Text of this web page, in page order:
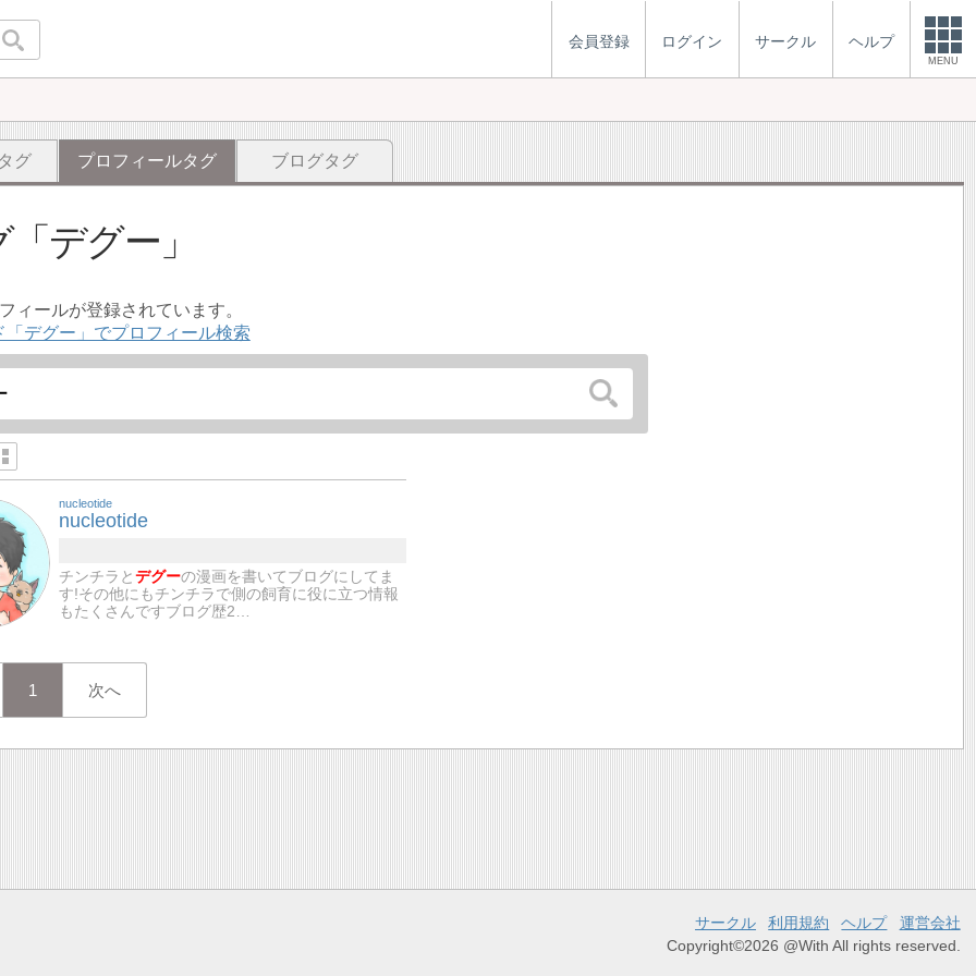
会員登録 ログイン サークル ヘルプ
MENU
グ プロフィールタグ ブログタグ
デグー
ィールが登録されています。
「デグー」でプロフィール検索
nucleotide
nucleotide
チンチラと デグーの漫画を書いてブログにしてま
す!その他にもチンチラで側の飼育に役に立つ情報
もたくさんですブログ歴2…
1 次へ
サークル 利用規約 ヘルプ
運営会社
Copyright©2026 @With All rights reserved.